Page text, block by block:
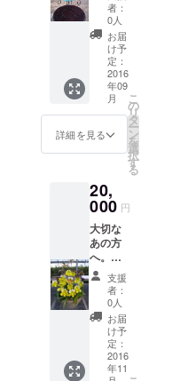
で事業
の進捗
を記し
たお礼
のメー
ルをお
送りい
たしま
す。
たしま
す。 ※
画像は
イメー
ジで
す。
発送時
点で、
態の良
いもの
しま
す。
ンテリ
ア２組
丁寧な
お手入
れ方法
のガイ
Bottled
Orchid
のシー
ならな
い範囲
で事業
の進捗
を記し
たお礼
のメー
ルをお
送りい
たしま
す。 ※
画像は
イメー
ジで
オは高
い人気
を誇り
ながら
も市場
流通が
少なく
目にす
る機会
は多く
の香り
たっぷ
フィオ
の寄せ
植え
は、胡
蝶蘭等
とは一
線を画
しゴー
ジャス
で、オ
リジナ
で６回
お届け
プラン
お部屋
のイン
テリア
になる
素敵な
蘭を隔
月でお
す。 あ
りきた
りなも
のでな
く、小
型で可
愛らし
い、季
節を彩
る蘭を
お部屋
で飾り
やすい
インテ
者：
0人
お届
け予
定：
2016
年09
月
詳細を見る
こ
の
リ
タ
ー
ン
を
選
択
す
る
20,
000 円
大切な
あの方
へ。当
園で育
てたパ
フィオ
の寄せ
植え10
本立
ち。 当
園では
支援
者：
0人
お届
け予
定：
2016
年11